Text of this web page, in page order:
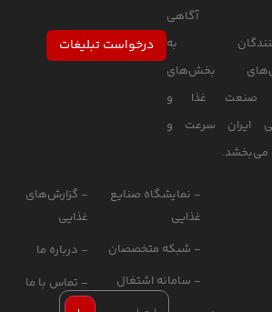
آگاهی
به
بخش‌های
صنعت غذا و
ایران سرعت و
درخواست تبلیغات
- نمایشگاه صنایع
غذایی
- شبکه متخصصان
- سامانه اشتغال
- گزارش‌های
غذایی
- درباره ما
- تماس با ما